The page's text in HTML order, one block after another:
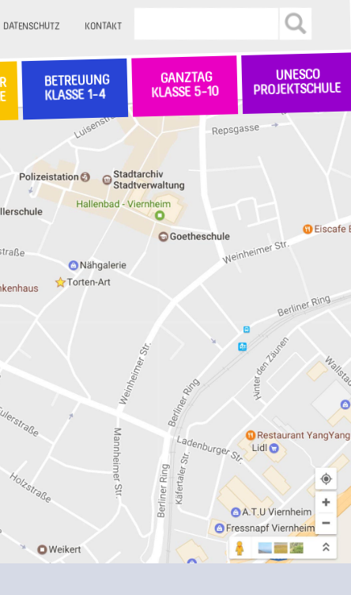
DATENSCHUTZ KONTAKT
BETREUUNG
KLASSE 1-4
GANZTAG
KLASSE 5-10
UNESCO
PROJEKTSCHULE